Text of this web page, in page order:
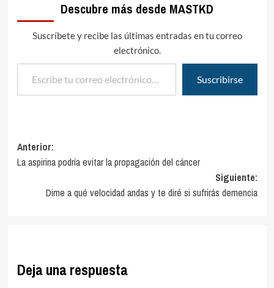
Descubre más desde MASTKD
Suscríbete y recibe las últimas entradas en tu correo
electrónico.
Escribe tu correo electrónico…
Suscribirse
Navegación
de
entradas
Anterior:
La aspirina podría evitar la propagación del cáncer
Siguiente:
Dime a qué velocidad andas y te diré si sufrirás demencia
Deja una respuesta